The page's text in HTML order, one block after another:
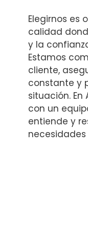
Elegirnos es
calidad
y la
Estamos
cliente,
constante y
situación. En
con un
entiende y